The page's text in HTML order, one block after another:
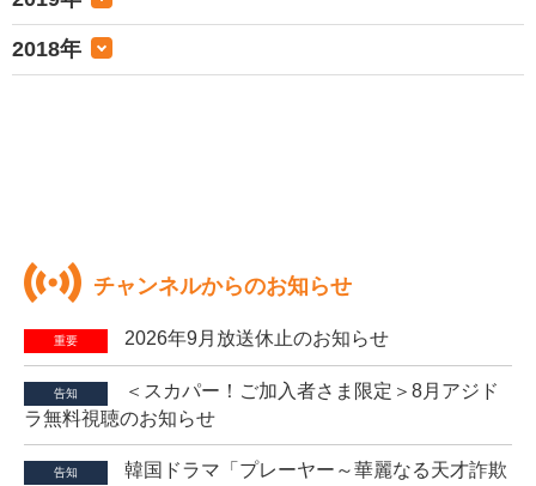
2018年
チャンネルからのお知らせ
重要 2026年9月放送休止のお知らせ
告知
＜スカパー！ご加入者さま限定＞8月アジド
ラ無料視聴のお知らせ
告知
韓国ドラマ「プレーヤー～華麗なる天才詐欺